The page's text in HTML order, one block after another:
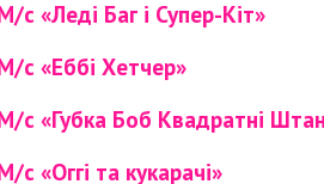
с «Леді Баг і Супер-Кіт»
с «Еббі Хетчер»
с «Губка Боб Квадратні
с «Оггі та кукарачі»